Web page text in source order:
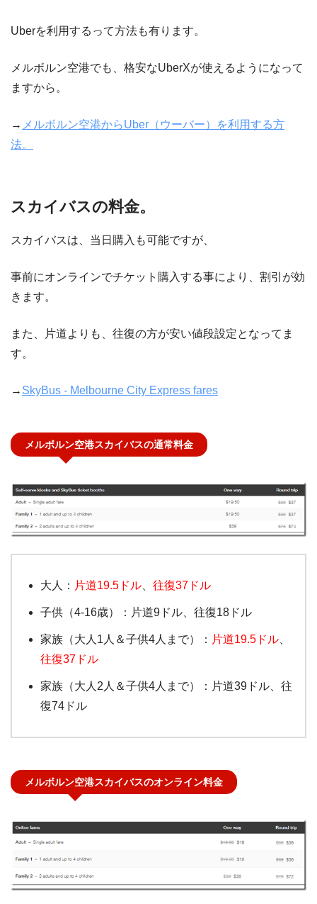
Uberを利用するって方法も有ります。
メルボルン空港でも、格安なUberXが使えるようになって
ますから。
→ メルボルン空港からUber（ウーバー）を利用する方
法。
スカイバスの料金。
スカイバスは、当日購入も可能ですが、
事前にオンラインでチケット購入する事により、割引が効
きます。
また、片道よりも、往復の方が安い値段設定となってま
す。
→ SkyBus - Melbourne City Express fares
メルボルン空港スカイバスの通常料金
大人： 片道19.5ドル 往復37ドル
子供（4-16歳）：片道9ドル、往復18ドル
家族（大人1人＆子供4人まで）： 片道19.5ドル
往復37ドル
家族（大人2人＆子供4人まで）：片道39ドル、往
復74ドル
メルボルン空港スカイバスのオンライン料金